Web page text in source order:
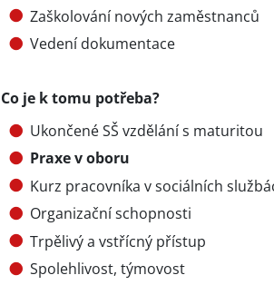
Zaškolování nových zaměstnanců
Vedení dokumentace
Co je k tomu potřeba?
Ukončené SŠ vzdělání s maturitou
Praxe v oboru
Kurz pracovníka v sociálních
Organizační schopnosti
Trpělivý a vstřícný přístup
Spolehlivost, týmovost